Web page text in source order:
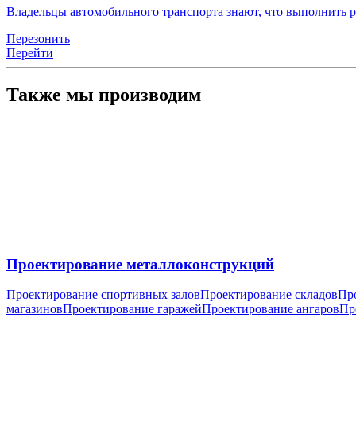
Владельцы автомобильного транспорта знают, что
Перезонить
Перейти
Также мы производим
Проектирование металлоконструкций
Проектирование спортивных заловПроектирование складов
магазиновПроектирование гаражейПроектирование ангаров